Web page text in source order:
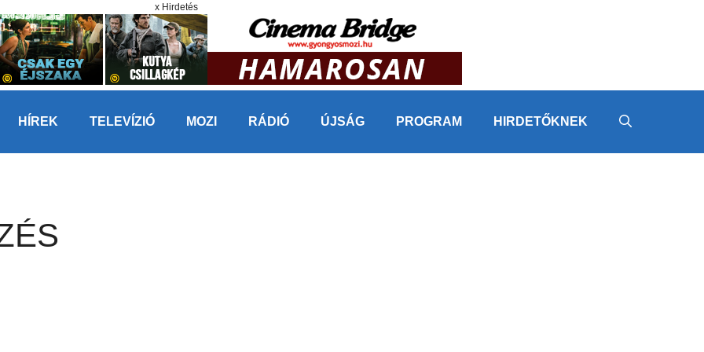
x Hirdetés
HÍREK TELEVÍZIÓ MOZI RÁDIÓ ÚJSÁG PROGRAM HIRDETŐKNEK